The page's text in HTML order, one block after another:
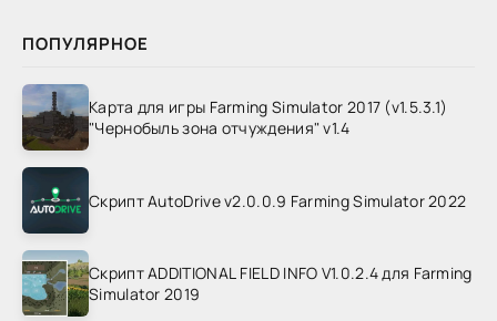
ПОПУЛЯРНОЕ
Карта для игры Farming Simulator 2017 (v1.5.3.1)
"Чернобыль зона отчуждения" v1.4
Скрипт AutoDrive v2.0.0.9 Farming Simulator 2022
Скрипт ADDITIONAL FIELD INFO V1.0.2.4 для Farming
Simulator 2019